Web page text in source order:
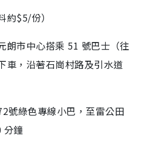
$5/份）
朗市中心搭乘 51 號巴士（往
車，沿著石崗村路及引水道
號綠色專線小巴，至雷公田
分鐘